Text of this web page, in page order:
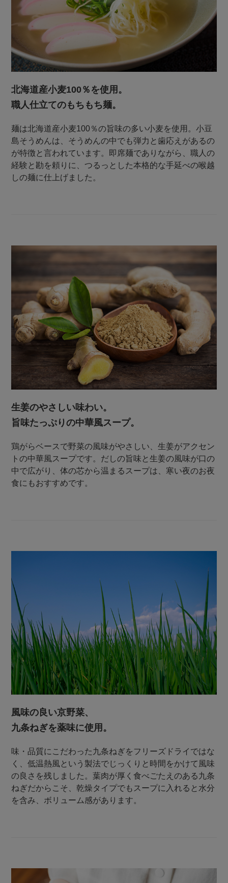
北海道産小麦100％を使用。
職人仕立てのもちもち麺。
麺は北海道産小麦100％の旨味の多い小麦を使用。小豆
島そうめんは、そうめんの中でも弾力と歯応えがあるの
が特徴と言われています。即席麺でありながら、職人の
経験と勘を頼りに、つるっとした本格的な手延べの喉越
しの麺に仕上げました。
生姜のやさしい味わい。
旨味たっぷりの中華風スープ。
鶏がらベースで野菜の風味がやさしい、生姜がアクセン
トの中華風スープです。だしの旨味と生姜の風味が口の
中で広がり、体の芯から温まるスープは、寒い夜のお夜
食にもおすすめです。
風味の良い京野菜、
九条ねぎを薬味に使用。
味・品質にこだわった九条ねぎをフリーズドライではな
く、低温熱風という製法でじっくりと時間をかけて風味
の良さを残しました。葉肉が厚く食べごたえのある九条
ねぎだからこそ、乾燥タイプでもスープに入れると水分
を含み、ボリューム感があります。